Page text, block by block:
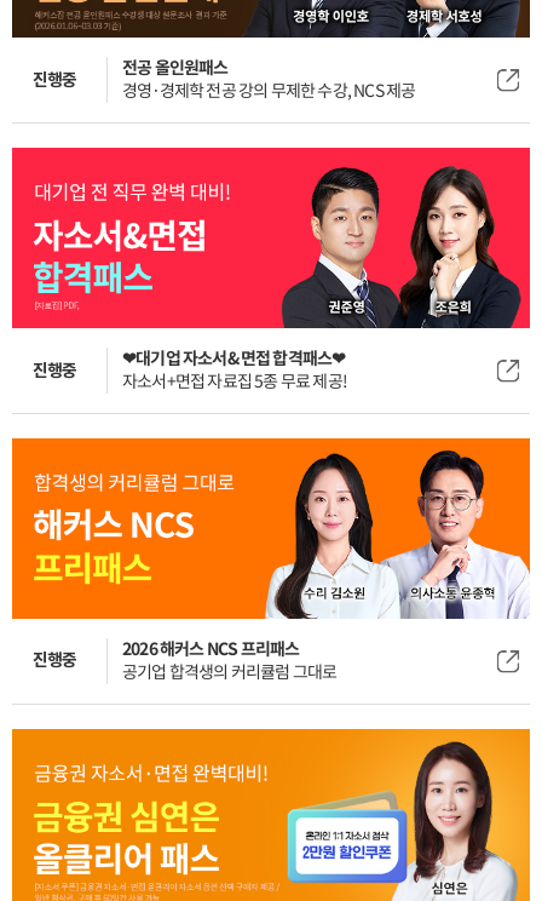
진행중
전공 올인원패스
경영·경제학 전공 강의 무제한 수강, NCS 제공
진행중
❤대기업 자소서&면접 합격패스❤
자소서+면접 자료집 5종 무료 제공!
진행중
2026 해커스 NCS 프리패스
공기업 합격생의 커리큘럼 그대로